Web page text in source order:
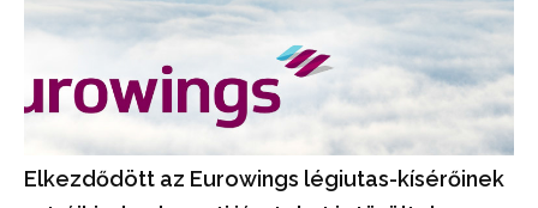
Elkezdődött az Eurowings légiutas-kísérőinek